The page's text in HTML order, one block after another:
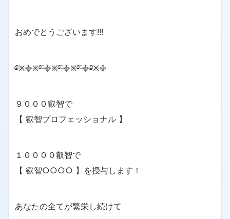
おめでとうございます!!!
༅྿࿇྿࿔࿒࿇྿࿔࿒࿇྿࿔࿒࿇༅྿࿇
９０００叡智で
【 叡智プロフェッショナル 】
１００００叡智で
【 叡智○○○○ 】を授与します！
あなたの全てが繁栄し続けて